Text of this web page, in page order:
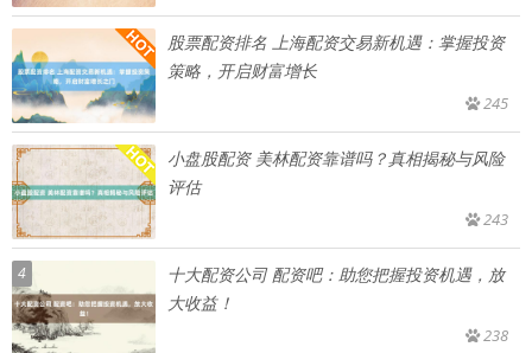
股票配资排名 上海配资交易新机遇：掌握投资
策略，开启财富增长
245
小盘股配资 美林配资靠谱吗？真相揭秘与风险
评估
243
4
十大配资公司 配资吧：助您把握投资机遇，放
大收益！
238